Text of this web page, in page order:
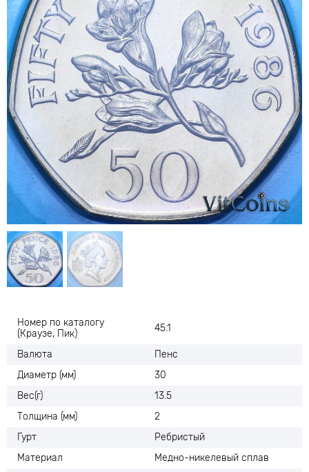
Номер по каталогу
(Краузе, Пик)
45.1
Валюта
Пенс
Диаметр (мм)
30
Вес(г)
13.5
Толщина (мм)
2
Гурт
Ребристый
Материал
Медно-никелевый сплав